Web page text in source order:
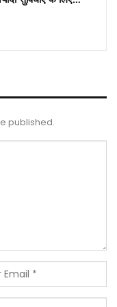
published.